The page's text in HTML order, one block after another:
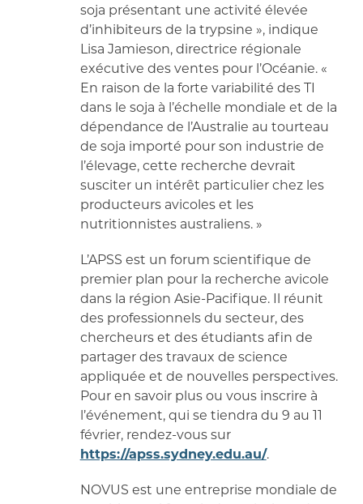
soja présentant une activité élevée
d’inhibiteurs de la trypsine », indique
Lisa Jamieson, directrice régionale
exécutive des ventes pour l’Océanie. «
En raison de la forte variabilité des TI
dans le soja à l’échelle mondiale et de la
dépendance de l’Australie au tourteau
de soja importé pour son industrie de
l’élevage, cette recherche devrait
susciter un intérêt particulier chez les
producteurs avicoles et les
nutritionnistes australiens. »
L’APSS est un forum scientifique de
premier plan pour la recherche avicole
dans la région Asie-Pacifique. Il réunit
des professionnels du secteur, des
chercheurs et des étudiants afin de
partager des travaux de science
appliquée et de nouvelles perspectives.
Pour en savoir plus ou vous inscrire à
l’événement, qui se tiendra du 9 au 11
février, rendez-vous sur
https://apss.sydney.edu.au/.
NOVUS est une entreprise mondiale de